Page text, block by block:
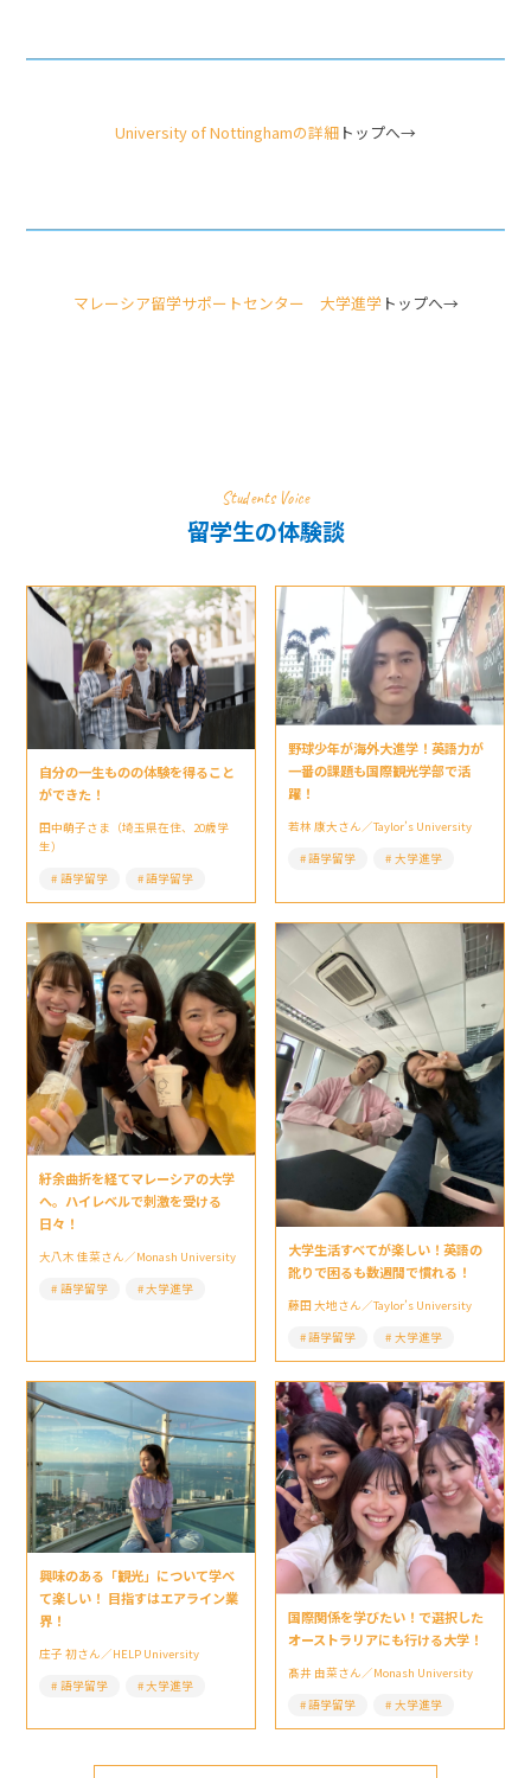
University of Nottinghamの詳細 トップへ→
マレーシア留学サポートセンター 大学進学トップへ→
Students Voice
留学生の体験談
自分の一生ものの体験を得ること
ができた！
田中萌子さま（埼玉県在住、20歳学
生）
語学留学
語学留学
野球少年が海外大進学！英語力が
一番の課題も国際観光学部で活
躍！
若林 康大さん／Taylor’s University
語学留学
大学進学
紆余曲折を経てマレーシアの大学
へ。ハイレベルで刺激を受ける
日々！
大八木 佳菜さん／Monash University
語学留学
大学進学
大学生活すべてが楽しい！英語の
訛りで困るも数週間で慣れる！
藤田 大地さん／Taylor’s University
語学留学
大学進学
興味のある「観光」について学べ
て楽しい！ 目指すはエアライン業
界！
庄子 初さん／HELP University
語学留学
大学進学
国際関係を学びたい！で選択した
オーストラリアにも行ける大学！
髙井 由菜さん／Monash University
語学留学
大学進学